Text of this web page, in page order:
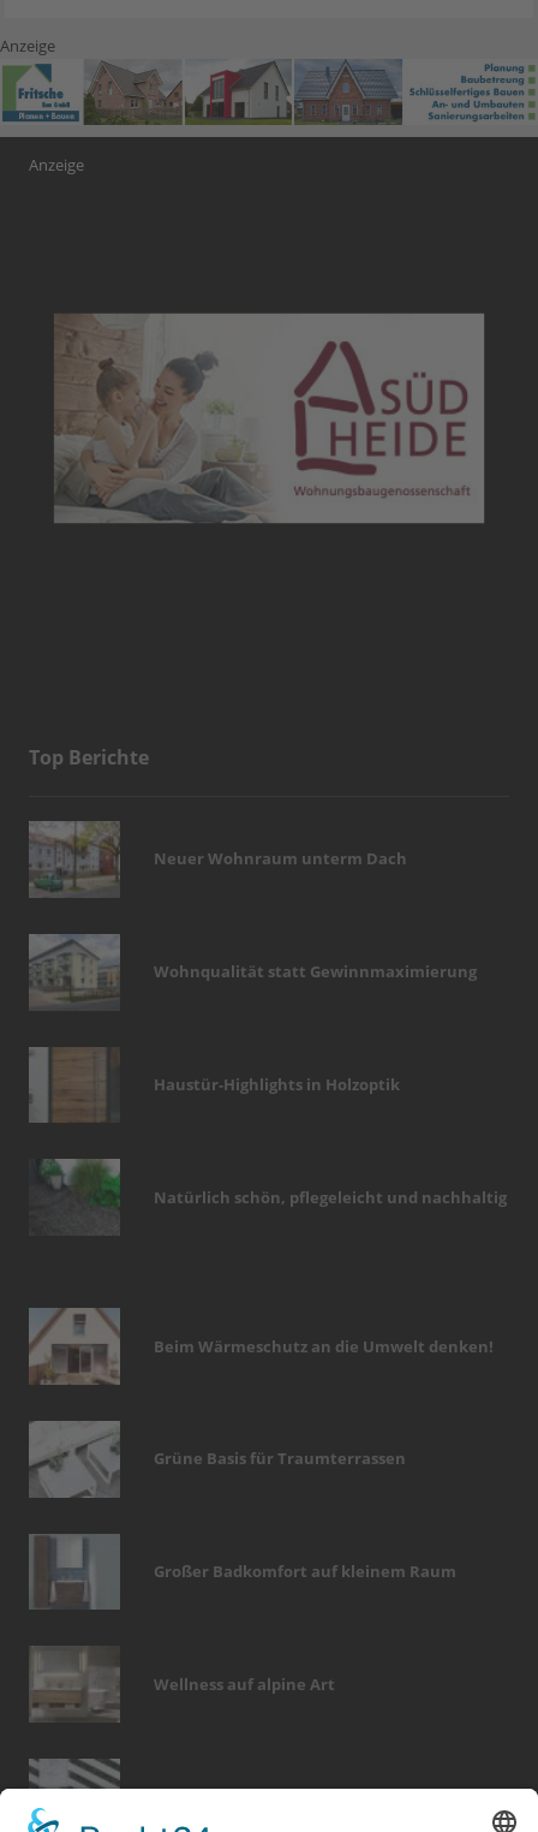
Anzeige
Anzeige
Top Berichte
Neuer Wohnraum unterm Dach
Wohnqualität statt Gewinnmaximierung
Haustür-Highlights in Holzoptik
Natürlich schön, pflegeleicht und nachhaltig
Beim Wärmeschutz an die Umwelt denken!
Grüne Basis für Traumterrassen
Großer Badkomfort auf kleinem Raum
Wellness auf alpine Art